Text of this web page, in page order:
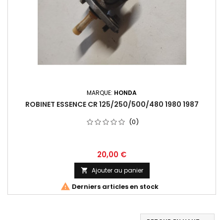
MARQUE: HONDA
ROBINET ESSENCE CR 125/250/500/480 1980 1987
(0)
20,00 €
 Ajouter au panier
 Derniers articles en stock